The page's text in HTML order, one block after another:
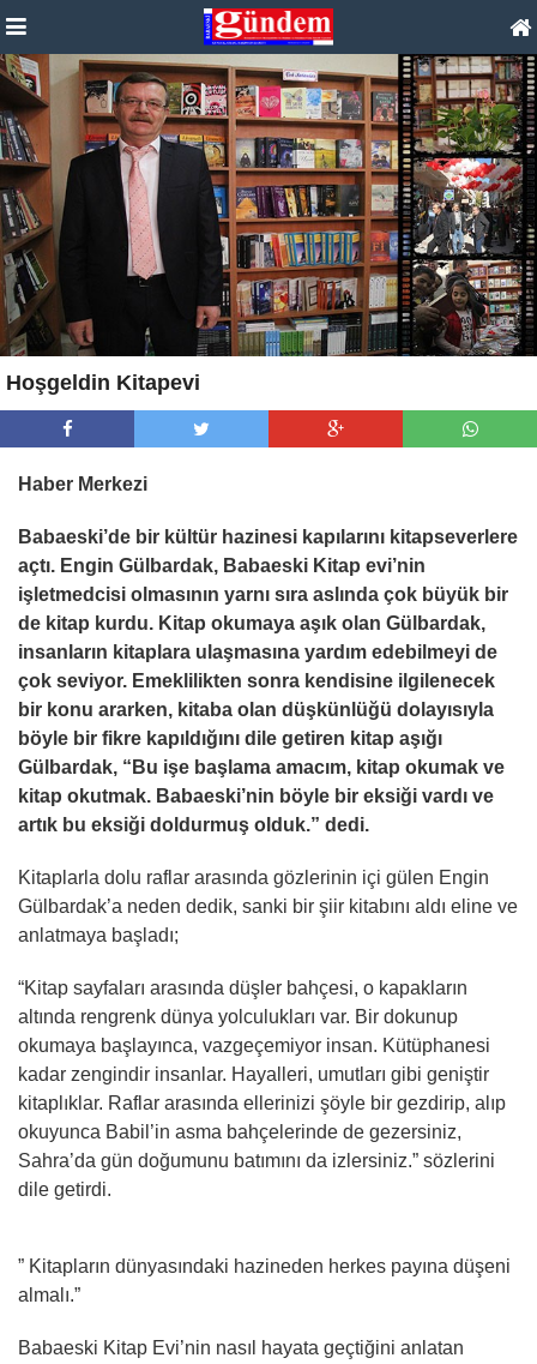
Hoşgeldin Kitapevi
Haber Merkezi
Babaeski’de bir kültür hazinesi kapılarını kitapseverlere
açtı. Engin Gülbardak, Babaeski Kitap evi’nin
işletmedcisi olmasının yarnı sıra aslında çok büyük bir
de kitap kurdu. Kitap okumaya aşık olan Gülbardak,
insanların kitaplara ulaşmasına yardım edebilmeyi de
çok seviyor. Emeklilikten sonra kendisine ilgilenecek
bir konu ararken, kitaba olan düşkünlüğü dolayısıyla
böyle bir fikre kapıldığını dile getiren kitap aşığı
Gülbardak, “Bu işe başlama amacım, kitap okumak ve
kitap okutmak. Babaeski’nin böyle bir eksiği vardı ve
artık bu eksiği doldurmuş olduk.” dedi.
Kitaplarla dolu raflar arasında gözlerinin içi gülen Engin
Gülbardak’a neden dedik, sanki bir şiir kitabını aldı eline ve
anlatmaya başladı;
“Kitap sayfaları arasında düşler bahçesi, o kapakların
altında rengrenk dünya yolculukları var. Bir dokunup
okumaya başlayınca, vazgeçemiyor insan. Kütüphanesi
kadar zengindir insanlar. Hayalleri, umutları gibi geniştir
kitaplıklar. Raflar arasında ellerinizi şöyle bir gezdirip, alıp
okuyunca Babil’in asma bahçelerinde de gezersiniz,
Sahra’da gün doğumunu batımını da izlersiniz.” sözlerini
dile getirdi.
” Kitapların dünyasındaki hazineden herkes payına düşeni
almalı.”
Babaeski Kitap Evi’nin nasıl hayata geçtiğini anlatan